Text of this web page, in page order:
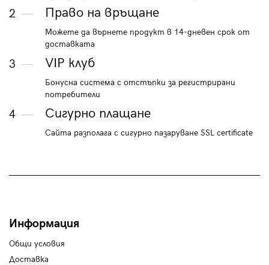
2 Право на връщане
Можете да върнете продукт в 14-дневен срок от
доставката
3 VIP клуб
Бонусна система с отстъпки за регистрирани
потребители
4 Сигурно плащане
Сайта разполага с сигурно пазаруване SSL certificate
Информация
Общи условия
Доставка